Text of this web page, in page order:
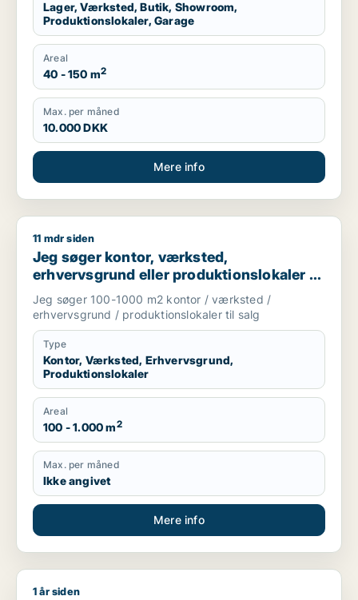
Lager, Værksted, Butik, Showroom,
Produktionslokaler, Garage
Areal
40 - 150 m2
Max. per måned
10.000 DKK
Mere info
Jeg søger kontor, værksted, erhvervsgrund eller
11 mdr siden
Jeg søger kontor, værksted,
erhvervsgrund eller produktionslokaler til
salg i Storkøbenhavn
Jeg søger 100-1000 m2 kontor / værksted /
erhvervsgrund / produktionslokaler til salg
Type
Kontor, Værksted, Erhvervsgrund,
Produktionslokaler
Areal
100 - 1.000 m2
Max. per måned
Ikke angivet
Mere info
Johannes søger lager, værksted eller produktionslokaler til
1 år siden